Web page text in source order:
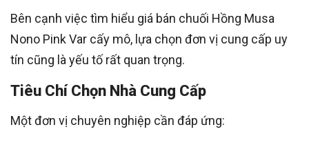
Bên cạnh việc tìm hiểu giá bán chuối Hồng Musa
Nono Pink Var cấy mô, lựa chọn đơn vị cung cấp uy
tín cũng là yếu tố rất quan trọng.
Tiêu Chí Chọn Nhà Cung Cấp
Một đơn vị chuyên nghiệp cần đáp ứng: